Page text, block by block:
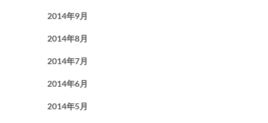
2014年9月
2014年8月
2014年7月
2014年6月
2014年5月